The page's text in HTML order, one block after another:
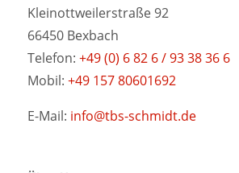
Kleinottweilerstraße 92
66450 Bexbach
Telefon: +49 (0) 6 82 6 / 93 38 36 6
Mobil: +49 157 80601692
E-Mail: info@tbs-schmidt.de